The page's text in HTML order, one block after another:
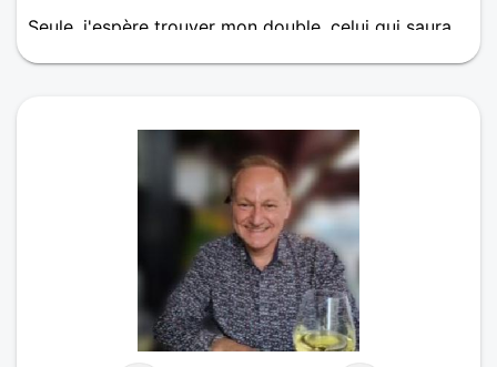
Seule, j'espère trouver mon double, celui qui saura